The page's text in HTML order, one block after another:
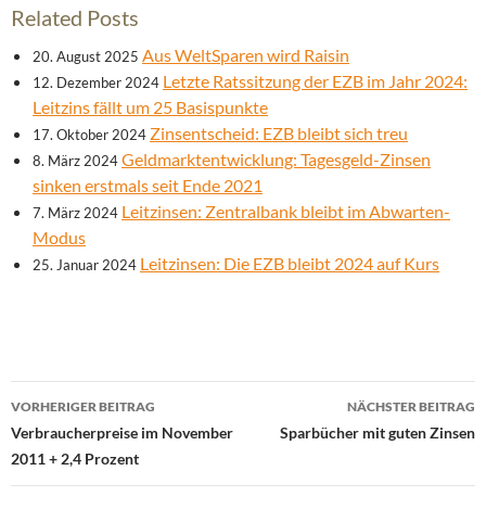
Related Posts
20. August 2025 Aus WeltSparen wird Raisin
12. Dezember 2024 Letzte Ratssitzung der EZB im Jahr 2024:
Leitzins fällt um 25 Basispunkte
17. Oktober 2024 Zinsentscheid: EZB bleibt sich treu
8. März 2024Geldmarktentwicklung: Tagesgeld-Zinsen
sinken erstmals seit Ende 2021
7. März 2024 Leitzinsen: Zentralbank bleibt im Abwarten-
Modus
25. Januar 2024 Leitzinsen: Die EZB bleibt 2024 auf Kurs
Beitrags-
Navigation
VORHERIGER BEITRAG
Verbraucherpreise im November
2011 + 2,4 Prozent
NÄCHSTER BEITRAG
Sparbücher mit guten Zinsen